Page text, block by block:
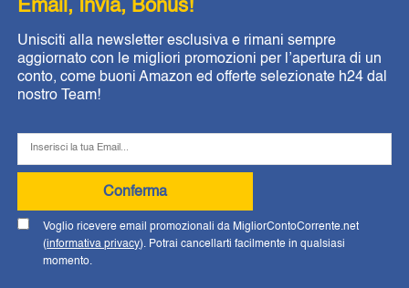
Unisciti alla newsletter esclusiva e rimani sempre
aggiornato con le migliori promozioni per l’apertura di un
conto, come buoni Amazon ed offerte selezionate h24 dal
nostro Team!
Conferma
Voglio ricevere email promozionali da MigliorContoCorrente.net
(informativa privacy). Potrai cancellarti facilmente in qualsiasi
momento.